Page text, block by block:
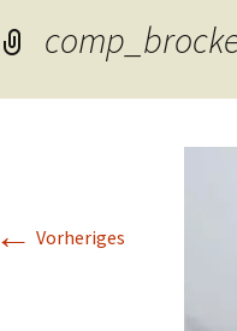
← Vorheriges